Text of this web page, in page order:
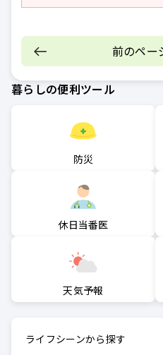
前のペー
暮らしの便利ツール
防災
休日当番医
天気予報
ライフシーンから探す